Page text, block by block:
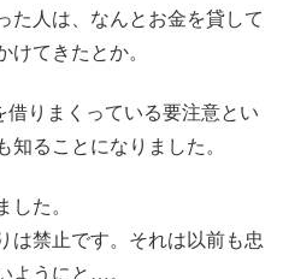
た人は、なんとお金を貸して
てきたとか。
りまくっている要注意とい
ることになりました。
た。
は禁止です。それは以前も忠
ようにと…。